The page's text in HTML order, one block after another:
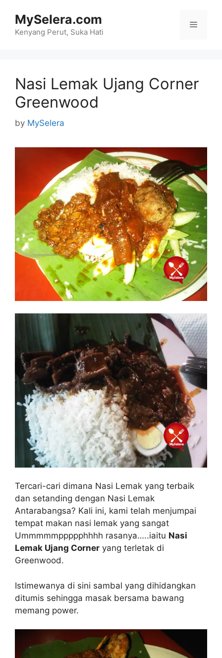
content
MySelera.com
Kenyang Perut, Suka Hati
Menu
Nasi Lemak Ujang Corner
Greenwood
by MySelera
Tercari-cari dimana Nasi Lemak yang terbaik
dan setanding dengan Nasi Lemak
Antarabangsa? Kali ini, kami telah menjumpai
tempat makan nasi lemak yang sangat
Ummmmmppppphhhh rasanya…..iaitu Nasi
Lemak Ujang Corner yang terletak di
Greenwood.
Istimewanya di sini sambal yang dihidangkan
ditumis sehingga masak bersama bawang
memang power.